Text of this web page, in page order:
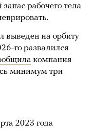
рабочего тела
выведен на орбиту
го развалился
компания
минимум три
2023 года